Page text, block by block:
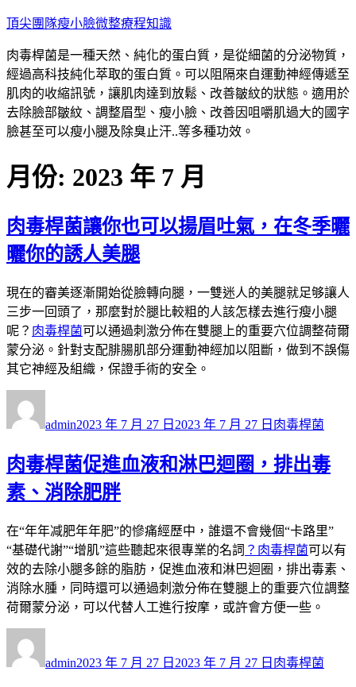
跳
主
要
內
容
頂尖團隊瘦小臉微整療程知識
肉毒桿菌是一種天然、純化的蛋白質，是從細菌的分泌物質，
經過高科技純化萃取的蛋白質。可以阻隔來自運動神經傳遞至
肌肉的收縮訊號，讓肌肉達到放鬆、改善皺紋的狀態。適用於
去除臉部皺紋、調整眉型、瘦小臉、改善因咀嚼肌過大的國字
臉甚至可以瘦小腿及除臭止汗..等多種功效。
月份: 2023 年 7 月
肉毒桿菌讓你也可以揚眉吐氣，在冬季曬
曬你的誘人美腿
現在的審美逐漸開始從臉轉向腿，一雙迷人的美腿就足够讓人
三步一回頭了，那麼對於腿比較粗的人該怎樣去進行瘦小腿
呢？ 肉毒桿菌可以通過刺激分佈在雙腿上的重要穴位調整荷爾
蒙分泌。針對支配腓腸肌部分運動神經加以阻斷，做到不誤傷
其它神經及組織，保證手術的安全。
者
admin佈
期:
2023 年 7 月 27 日 2023 年 7 月 27 日 類
肉毒桿菌
肉毒桿菌促進血液和淋巴迴圈，排出毒
素、消除肥胖
在“年年减肥年年肥”的慘痛經歷中，誰還不會幾個“卡路里”
“基礎代謝”“增肌”這些聽起來很專業的名詞 ？肉毒桿菌可以有
效的去除小腿多餘的脂肪，促進血液和淋巴迴圈，排出毒素、
消除水腫，同時還可以通過刺激分佈在雙腿上的重要穴位調整
荷爾蒙分泌，可以代替人工進行按摩，或許會方便一些。
者
admin佈
2023 年 7 月 27 日 2023 年 7 月 27 日 類
肉毒桿菌